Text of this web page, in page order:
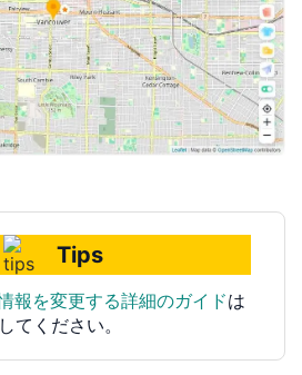
Tips
報を変更する詳細のガイドは
てください。